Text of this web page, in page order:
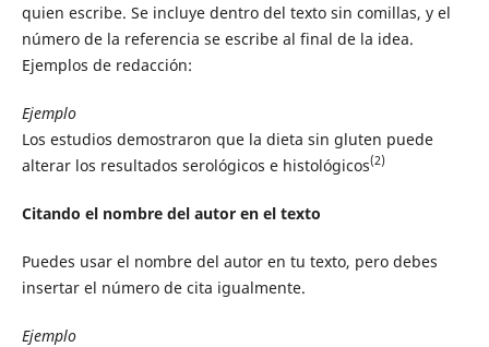
quien escribe. Se incluye dentro del texto sin comillas, y el
número de la referencia se escribe al final de la idea.
Ejemplos de redacción:
Ejemplo
Los estudios demostraron que la dieta sin gluten puede
alterar los resultados serológicos e histológicos(2)
Citando el nombre del autor en el texto
Puedes usar el nombre del autor en tu texto, pero debes
insertar el número de cita igualmente.
Ejemplo